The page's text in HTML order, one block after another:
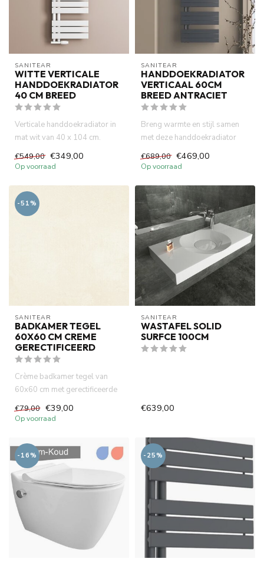
SANITEAR
WITTE VERTICALE
HANDDOEKRADIATOR
40 CM BREED
Verticale handdoekradiator in
mat wit van 40 x 104 cm.
Combineert efficiëntie en...
€549,00 €349,00
Op voorraad
SANITEAR
HANDDOEKRADIATOR
VERTICAAL 60CM
BREED ANTRACIET
Breng warmte en stijl samen
met deze handdoekradiator
van 60cm x 160cm in een l...
€689,00 €469,00
Op voorraad
-51%
SANITEAR
BADKAMER TEGEL
60X60 CM CREME
GERECTIFICEERD
Crème badkamer tegel van
60x60 cm met gerectificeerde
randen, geschikt voor wand...
€79,00 €39,00
Op voorraad
SANITEAR
WASTAFEL SOLID
SURFCE 100CM
€639,00
-16% -25%